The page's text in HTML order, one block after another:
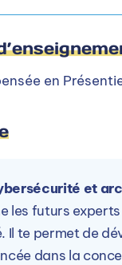
en
et
les futurs
Il te permet de
dans la